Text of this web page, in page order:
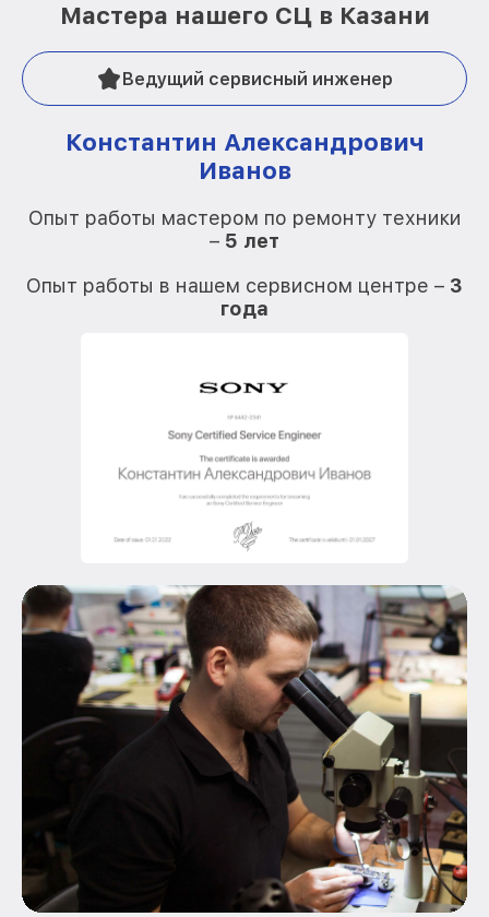
Мастера нашего СЦ в Казани
Ведущий сервисный инженер
Константин Александрович
Иванов
Опыт работы мастером по ремонту техники
– 5 лет
Опыт работы в нашем сервисном центре – 3
года